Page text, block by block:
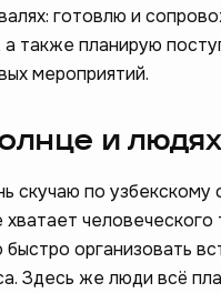
готовлю и
также планирую
мероприятий.
и людях
скучаю по
хватает
организовать
Здесь же люди всё